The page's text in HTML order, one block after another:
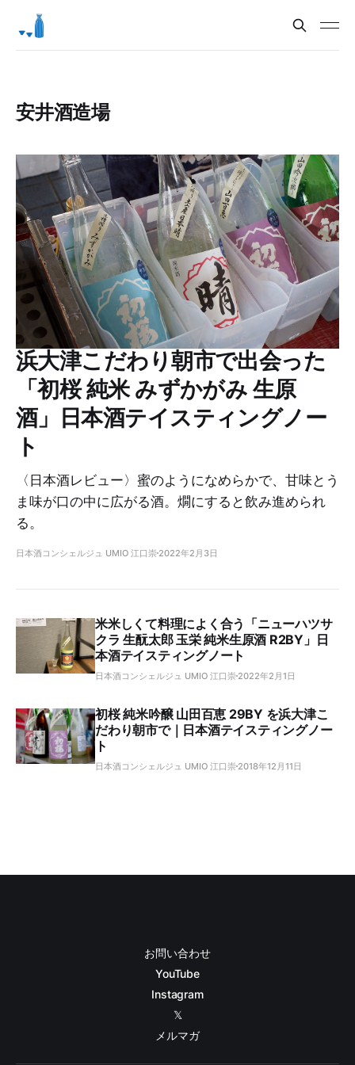
安井酒造場
浜大津こだわり朝市で出会った
「初桜 純米 みずかがみ 生原
酒」日本酒テイスティングノー
ト
〈日本酒レビュー〉蜜のようになめらかで、甘味とう
ま味が口の中に広がる酒。燗にすると飲み進められ
る。
日本酒コンシェルジュ UMIO 江口崇 2022年2月3日
米米しくて料理によく合う「ニューハツサ
クラ 生酛太郎 玉栄 純米生原酒 R2BY」日
本酒テイスティングノート
日本酒コンシェルジュ UMIO 江口崇 2022年2月1日
初桜 純米吟醸 山田百恵 29BY を浜大津こ
だわり朝市で｜日本酒テイスティングノー
ト
日本酒コンシェルジュ UMIO 江口崇 2018年12月11日
お問い合わせ
YouTube
Instagram
𝕏
メルマガ